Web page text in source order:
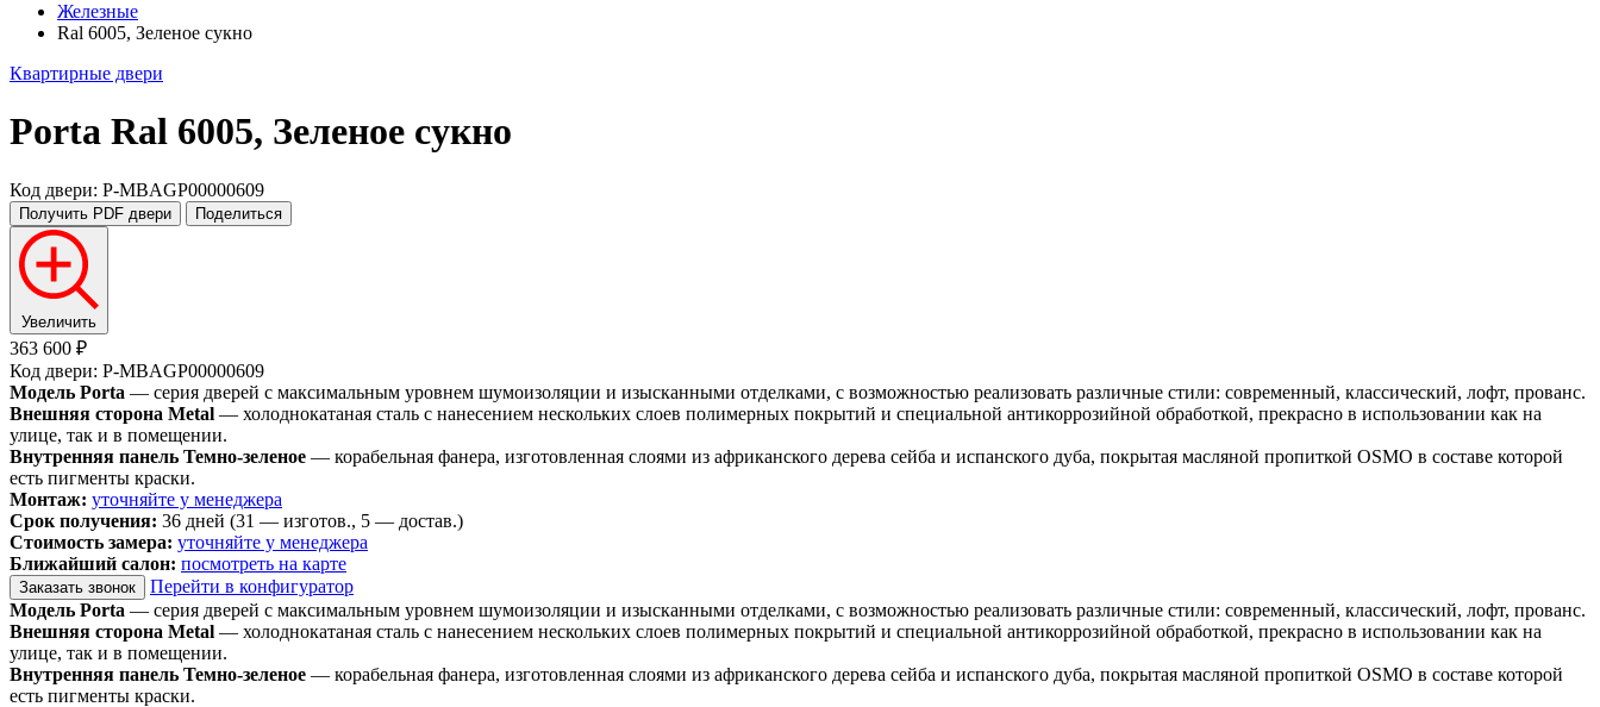
Железные
Ral 6005, Зеленое сукно
Квартирные двери
Porta Ral 6005, Зеленое сукно
Код двери: P-MBAGP00000609
Получить PDF двери Поделиться
Увеличить
363 600 ₽
Код двери: P-MBAGP00000609
Модель Porta — серия дверей с максимальным уровнем шумоизоляции и изысканными отделками, с возможностью реализовать различные стили: современный, классический, лофт, прованс.
Внешняя сторона Metal — холоднокатаная сталь с нанесением нескольких слоев полимерных покрытий и специальной антикоррозийной обработкой, прекрасно в использовании как на
улице, так и в помещении.
Внутренняя панель Темно-зеленое — корабельная фанера, изготовленная слоями из африканского дерева сейба и испанского дуба, покрытая масляной пропиткой OSMO в составе которой
есть пигменты краски.
Монтаж: уточняйте у менеджера
Срок получения: 36 дней (31 — изготов., 5 — достав.)
Стоимость замера: уточняйте у менеджера
Ближайший салон: посмотреть на карте
Заказать звонок
Перейти в конфигуратор
Модель Porta — серия дверей с максимальным уровнем шумоизоляции и изысканными отделками, с возможностью реализовать различные стили: современный, классический, лофт, прованс.
Внешняя сторона Metal — холоднокатаная сталь с нанесением нескольких слоев полимерных покрытий и специальной антикоррозийной обработкой, прекрасно в использовании как на
улице, так и в помещении.
Внутренняя панель Темно-зеленое — корабельная фанера, изготовленная слоями из африканского дерева сейба и испанского дуба, покрытая масляной пропиткой OSMO в составе которой
есть пигменты краски.